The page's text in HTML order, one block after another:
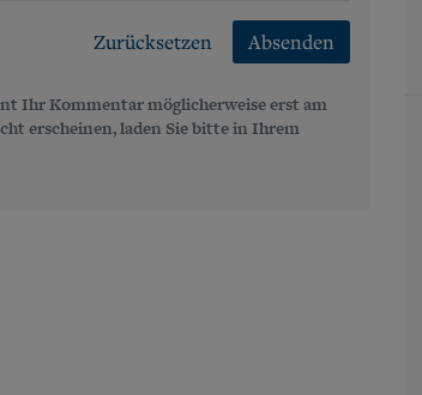
Zurücksetzen Absenden
Ihr Kommentar möglicherweise erst am
erscheinen, laden Sie bitte in Ihrem